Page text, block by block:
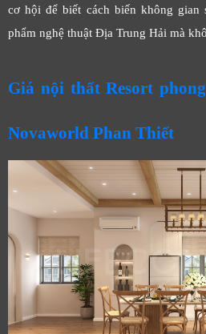
cơ hội để biết cách biến không gian
phẩm nghệ thuật Địa Trung Hải mà
Giá nội thất Resort
Novaworld Phan Thiết